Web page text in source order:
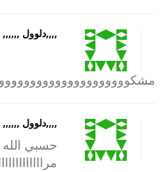
,,,,دلوول ,,,,,,
,,,,دلوول ,,,,,,
حسبي الله